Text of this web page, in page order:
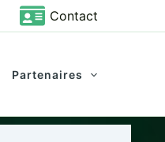
Contact
Partenaires